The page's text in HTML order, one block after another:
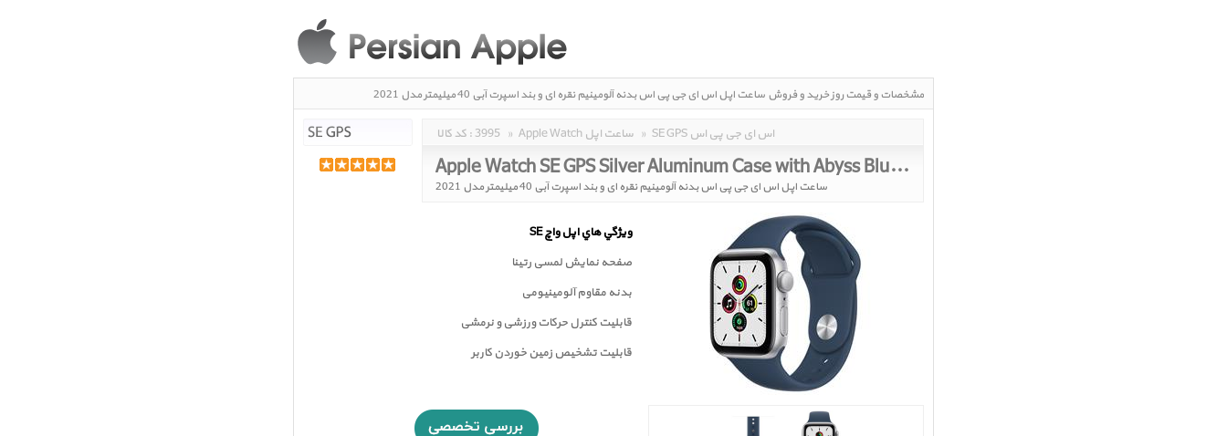
مشخصات و قیمت روز خرید و فروش ساعت اپل اس ای جی پی اس بدنه آلومینیم نقره ای و بند اسپرت آبی 40 میلیمتر مدل 2021
Apple Watch SE GPS Silver Aluminum Case with Abyss Blue Sport Band 40mm 2021
کد کالا : 3995 » Apple Watch ساعت اپل » SE GPS اس ای جی پی اس
Apple Watch SE GPS Silver Aluminum Case with Abyss Blue Sport Band 40mm 2021
ساعت اپل اس ای جی پی اس بدنه آلومینیم نقره ای و بند اسپرت آبی 40 میلیمتر مدل 2021
ويژگي هاي اپل واچ SE
صفحه نمايش لمسی رتينا
بدنه مقاوم آلومینیومی
قابلیت کنترل حرکات ورزشی و نرمشی
قابليت تشخيص زمين خوردن کاربر